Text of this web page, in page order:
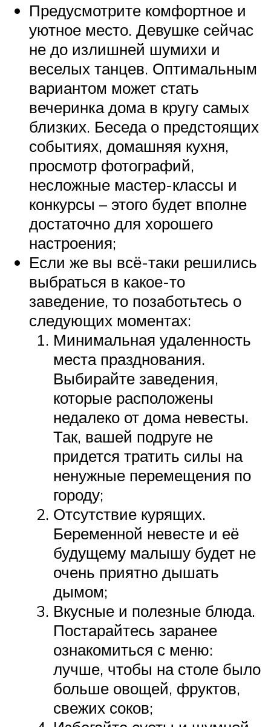
Предусмотрите комфортное и
уютное место. Девушке сейчас
не до излишней шумихи и
веселых танцев. Оптимальным
вариантом может стать
вечеринка дома в кругу самых
близких. Беседа о предстоящих
событиях, домашняя кухня,
просмотр фотографий,
несложные мастер-классы и
конкурсы – этого будет вполне
достаточно для хорошего
настроения;
Если же вы всё-таки решились
выбраться в какое-то
заведение, то позаботьтесь о
следующих моментах:
Минимальная удаленность
места празднования.
Выбирайте заведения,
которые расположены
недалеко от дома невесты.
Так, вашей подруге не
придется тратить силы на
ненужные перемещения по
городу;
Отсутствие курящих.
Беременной невесте и её
будущему малышу будет не
очень приятно дышать
дымом;
Вкусные и полезные блюда.
Постарайтесь заранее
ознакомиться с меню:
лучше, чтобы на столе было
больше овощей, фруктов,
свежих соков;